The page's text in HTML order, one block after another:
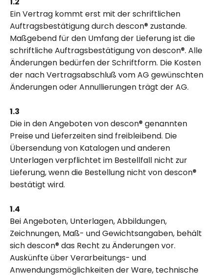
Ein Vertrag kommt erst mit der schriftlichen
Auftragsbestätigung durch descon® zustande.
Maßgebend für den Umfang der Lieferung ist die
schriftliche Auftragsbestätigung von descon®. Alle
Änderungen bedürfen der Schriftform. Die Kosten
der nach Vertragsabschluß vom AG gewünschten
Änderungen oder Annullierungen trägt der AG.
1.3
Die in den Angeboten von descon® genannten
Preise und Lieferzeiten sind freibleibend. Die
Übersendung von Katalogen und anderen
Unterlagen verpflichtet im Bestellfall nicht zur
Lieferung, wenn die Bestellung nicht von descon®
bestätigt wird.
1.4
Bei Angeboten, Unterlagen, Abbildungen,
Zeichnungen, Maß- und Gewichtsangaben, behält
sich descon® das Recht zu Änderungen vor.
Auskünfte über Verarbeitungs- und
Anwendungsmöglichkeiten der Ware, technische